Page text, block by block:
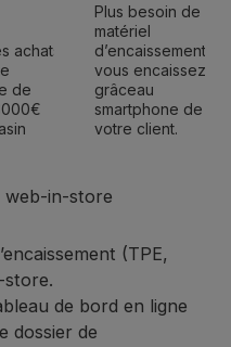
achats
de
Plus besoin de
matériel
d’encaissement,
vous encaissez
grâceau
smartphone de
votre client.
web-in-store
(TPE,
store.
de bord en ligne
dossier de